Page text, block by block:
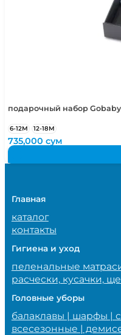
подарочный набор
6-12М 12-18М
735,000сум
Главная
каталог
контакты
Гигиена и уход
пеленальные
расчески, кусачки,
Головные уборы
балаклавы | шарфы |
всесезонные |